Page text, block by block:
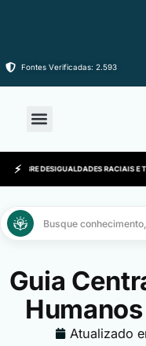
Fontes Verificadas: 2.593
SOBRE DESIGUALDADES RACIAIS E
Pesquisar
Guia
Atualizado